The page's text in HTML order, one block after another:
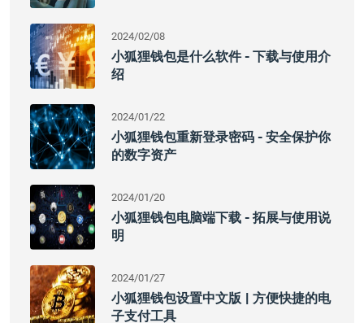
2024/02/08
小狐狸钱包是什么软件 - 下载与使用介
绍
2024/01/22
小狐狸钱包重新登录密码 - 安全保护你
的数字资产
2024/01/20
小狐狸钱包电脑端下载 - 拓展与使用说
明
2024/01/27
小狐狸钱包设置中文版 | 方便快捷的电
子支付工具